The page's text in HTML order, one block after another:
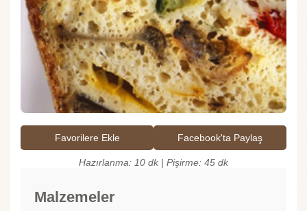
Favorilere Ekle Facebook'ta Paylaş
Hazırlanma: 10 dk | Pişirme: 45 dk
Malzemeler